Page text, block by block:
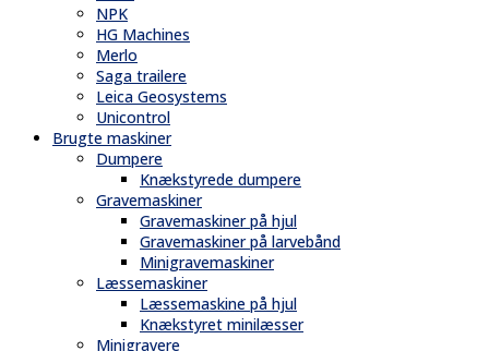
NPK
HG Machines
Merlo
Saga trailere
Leica Geosystems
Unicontrol
Brugte maskiner
Dumpere
Knækstyrede dumpere
Gravemaskiner
Gravemaskiner på hjul
Gravemaskiner på larvebånd
Minigravemaskiner
Læssemaskiner
Læssemaskine på hjul
Knækstyret minilæsser
Minigravere